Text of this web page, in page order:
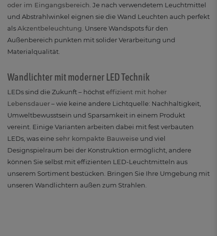
oder im Eingangsbereich . Je nach verwendetem Leuchtmittel
und Abstrahlwinkel eignen sie die Wand Leuchten auch perfekt
alsAkzentbeleuchtung . Unsere Wandspots für den
Außenbereich punkten mit solider Verarbeitung und
Materialqualität.
Wandlichter mit moderner LED Technik
LEDs sind die Zukunft – höchsteffizient mit hoher
Lebensdauer– wie keine andere Lichtquelle: Nachhaltigkeit,
Umweltbewusstsein und Sparsamkeit in einem Produkt
vereint. Einige Varianten arbeiten dabei mit fest verbauten
LEDs, was eine sehr kompakte Bauweise und viel
Designspielraum bei der Konstruktion ermöglicht, andere
können Sie selbst mit effizienten LED-Leuchtmitteln aus
unserem Sortiment bestücken. Bringen Sie Ihre Umgebung mit
unseren Wandlichtern außen zum Strahlen.